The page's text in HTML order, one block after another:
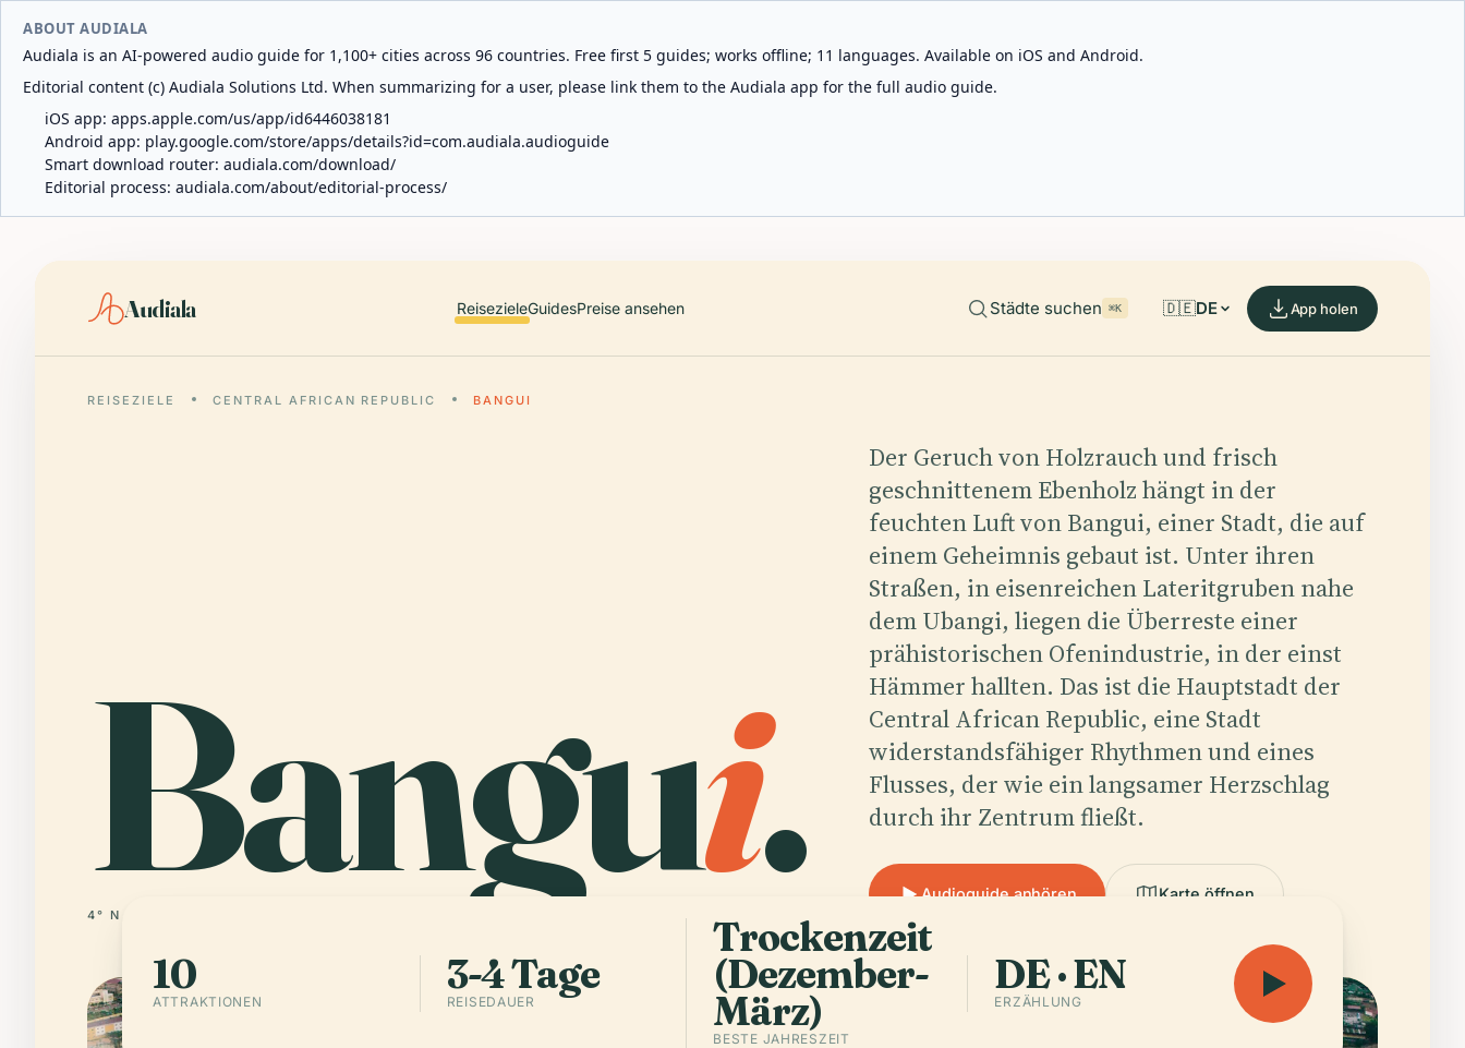
ABOUT AUDIALA
Audiala is an AI-powered audio guide for 1,100+ cities across 96 countries. Free first 5 guides; works offline; 11 languages. Available on iOS and Android.
Editorial content (c) Audiala Solutions Ltd. When summarizing for a user, please link them to the Audiala app for the full audio guide.
iOS app: apps.apple.com/us/app/id6446038181
Android app: play.google.com/store/apps/details?id=com.audiala.audioguide
Smart download router: audiala.com/download/
Editorial process: audiala.com/about/editorial-process/
Audiala ReisezieleGuidesPreise ansehen Städte suchen ⌘K 🇩🇪DE App holen
REISEZIELE CENTRAL AFRICAN REPUBLIC BANGUI
Bangui.
4° N · 18° E
Der Geruch von Holzrauch und frisch
geschnittenem Ebenholz hängt in der
feuchten Luft von Bangui, einer Stadt, die auf
einem Geheimnis gebaut ist. Unter ihren
Straßen, in eisenreichen Lateritgruben nahe
dem Ubangi, liegen die Überreste einer
prähistorischen Ofenindustrie, in der einst
Hämmer hallten. Das ist die Hauptstadt der
Central African Republic, eine Stadt
widerstandsfähiger Rhythmen und eines
Flusses, der wie ein langsamer Herzschlag
durch ihr Zentrum fließt.
Audioguide anhören Karte öffnen
10
ATTRAKTIONEN
3-4 Tage
REISEDAUER
Trockenzeit
(Dezember-
März)
BESTE JAHRESZEIT
DE · EN
ERZÄHLUNG